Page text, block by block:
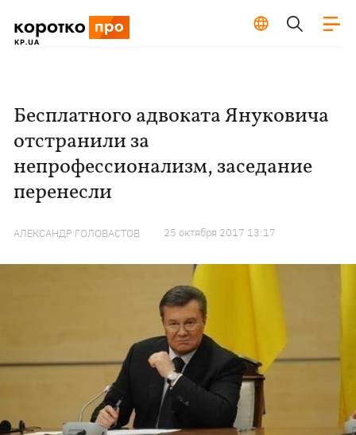
Бесплатного адвоката Януковича
отстранили за
непрофессионализм, заседание
перенесли
АЛЕКСАНДР ГОЛОВАСТОВ 25 октября 2017 13:17